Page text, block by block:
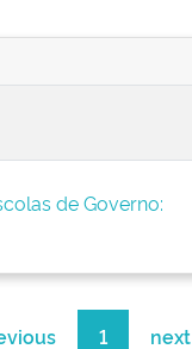
de Governo:
1 next